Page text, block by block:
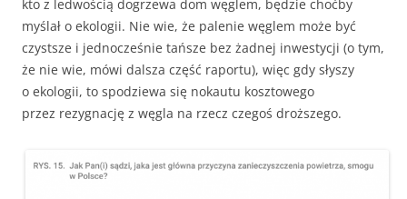
kto z ledwością dogrzewa dom węglem, będzie choćby
myślał o ekologii. Nie wie, że palenie węglem może być
czystsze i jednocześnie tańsze bez żadnej inwestycji (o tym,
że nie wie, mówi dalsza część raportu), więc gdy słyszy
o ekologii, to spodziewa się nokautu kosztowego
przez rezygnację z węgla na rzecz czegoś droższego.